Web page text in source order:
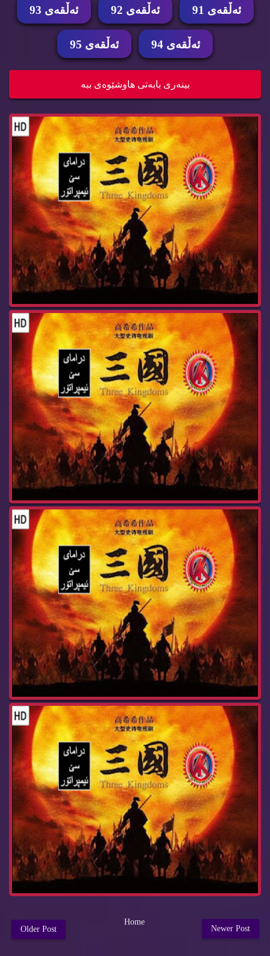
ئه‌ڵقه‌ی 91 ئه‌ڵقه‌ی 92 ئه‌ڵقه‌ی 93
ئه‌ڵقه‌ی 94 ئه‌ڵقه‌ی 95
بینه‌ری بابه‌تی هاوشێوه‌ی ببه‌
درامای سێ ئیمپراتۆر ئه‌ڵقه‌ی 93
درامای سێ ئیمپراتۆر ئه‌ڵقه‌ی 92
درامای سێ ئیمپراتۆر ئه‌ڵقه‌ی 91
درامای سێ ئیمپراتۆر ئه‌ڵقه‌ی 90
Newer Post
Older Post
Home